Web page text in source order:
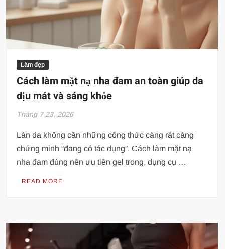
Làm đẹp
Cách làm mặt nạ nha đam an toàn giúp da
dịu mát và sáng khỏe
Tháng 7 23, 2026
Làn da không cần những công thức càng rát càng
chứng minh “đang có tác dụng”. Cách làm mặt nạ
nha đam đúng nên ưu tiên gel trong, dụng cụ …
READ MORE